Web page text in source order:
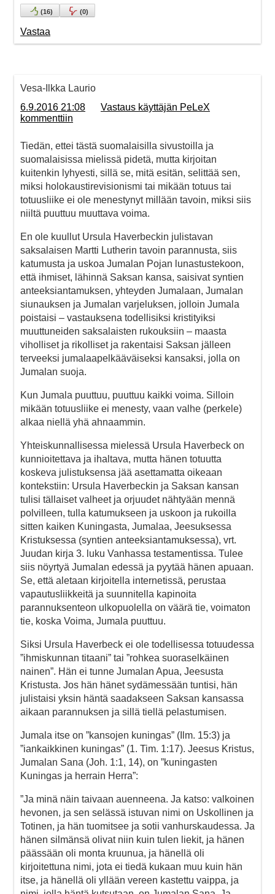
(16) (0)
Vastaa
Vesa-Ilkka Laurio
6.9.2016 21:08
Vastaus käyttäjän PeLeX
kommenttiin
Tiedän, ettei tästä suomalaisilla sivustoilla ja
suomalaisissa mielissä pidetä, mutta kirjoitan
kuitenkin lyhyesti, sillä se, mitä esitän, selittää sen,
miksi holokaustirevisionismi tai mikään totuus tai
totuusliike ei ole menestynyt millään tavoin, miksi siis
niiltä puuttuu muuttava voima.
En ole kuullut Ursula Haverbeckin julistavan
saksalaisen Martti Lutherin tavoin parannusta, siis
katumusta ja uskoa Jumalan Pojan lunastustekoon,
että ihmiset, lähinnä Saksan kansa, saisivat syntien
anteeksiantamuksen, yhteyden Jumalaan, Jumalan
siunauksen ja Jumalan varjeluksen, jolloin Jumala
poistaisi – vastauksena todellisiksi kristityiksi
muuttuneiden saksalaisten rukouksiin – maasta
viholliset ja rikolliset ja rakentaisi Saksan jälleen
terveeksi jumalaapelkääväiseksi kansaksi, jolla on
Jumalan suoja.
Kun Jumala puuttuu, puuttuu kaikki voima. Silloin
mikään totuusliike ei menesty, vaan valhe (perkele)
alkaa niellä yhä ahnaammin.
Yhteiskunnallisessa mielessä Ursula Haverbeck on
kunnioitettava ja ihaltava, mutta hänen totuutta
koskeva julistuksensa jää asettamatta oikeaan
kontekstiin: Ursula Haverbeckin ja Saksan kansan
tulisi tällaiset valheet ja orjuudet nähtyään mennä
polvilleen, tulla katumukseen ja uskoon ja rukoilla
sitten kaiken Kuningasta, Jumalaa, Jeesuksessa
Kristuksessa (syntien anteeksiantamuksessa), vrt.
Juudan kirja 3. luku Vanhassa testamentissa. Tulee
siis nöyrtyä Jumalan edessä ja pyytää hänen apuaan.
Se, että aletaan kirjoitella internetissä, perustaa
vapautusliikkeitä ja suunnitella kapinoita
parannuksenteon ulkopuolella on väärä tie, voimaton
tie, koska Voima, Jumala puuttuu.
Siksi Ursula Haverbeck ei ole todellisessa totuudessa
”ihmiskunnan titaani” tai ”rohkea suoraselkäinen
nainen”. Hän ei tunne Jumalan Apua, Jeesusta
Kristusta. Jos hän hänet sydämessään tuntisi, hän
julistaisi yksin häntä saadakseen Saksan kansassa
aikaan parannuksen ja sillä tiellä pelastumisen.
Jumala itse on ”kansojen kuningas” (Ilm. 15:3) ja
”iankaikkinen kuningas” (1. Tim. 1:17). Jeesus Kristus,
Jumalan Sana (Joh. 1:1, 14), on ”kuningasten
Kuningas ja herrain Herra”:
”Ja minä näin taivaan auenneena. Ja katso: valkoinen
hevonen, ja sen selässä istuvan nimi on Uskollinen ja
Totinen, ja hän tuomitsee ja sotii vanhurskaudessa. Ja
hänen silmänsä olivat niin kuin tulen liekit, ja hänen
päässään oli monta kruunua, ja hänellä oli
kirjoitettuna nimi, jota ei tiedä kukaan muu kuin hän
itse, ja hänellä oli yllään vereen kastettu vaippa, ja